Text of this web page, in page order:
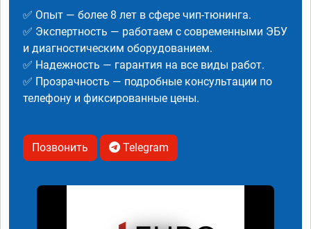
✅ Опыт — более 8 лет в сфере чип-тюнинга.
✅ Экспертность — работаем с современными ЭБУ
и диагностическим оборудованием.
✅ Надежность — гарантия на все виды работ.
✅ Прозрачность — подробные консультации по
телефону и фиксированные цены.
Позвонить Telegram